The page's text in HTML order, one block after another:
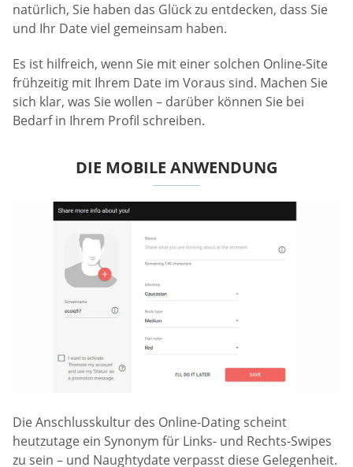
natürlich, Sie haben das Glück zu entdecken, dass Sie
und Ihr Date viel gemeinsam haben.
Es ist hilfreich, wenn Sie mit einer solchen Online-Site
frühzeitig mit Ihrem Date im Voraus sind. Machen Sie
sich klar, was Sie wollen – darüber können Sie bei
Bedarf in Ihrem Profil schreiben.
DIE MOBILE ANWENDUNG
Die Anschlusskultur des Online-Dating scheint
heutzutage ein Synonym für Links- und Rechts-Swipes
zu sein – und Naughtydate verpasst diese Gelegenheit.